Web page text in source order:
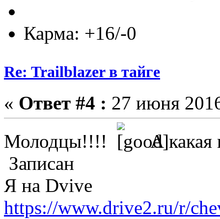
Карма: +16/-0
Re: Trailblazer в тайге
« Ответ #4 : 27 июня
Молодцы!!!!
А какая
Записан
Я на Dvive
https://www.drive2.ru/r/